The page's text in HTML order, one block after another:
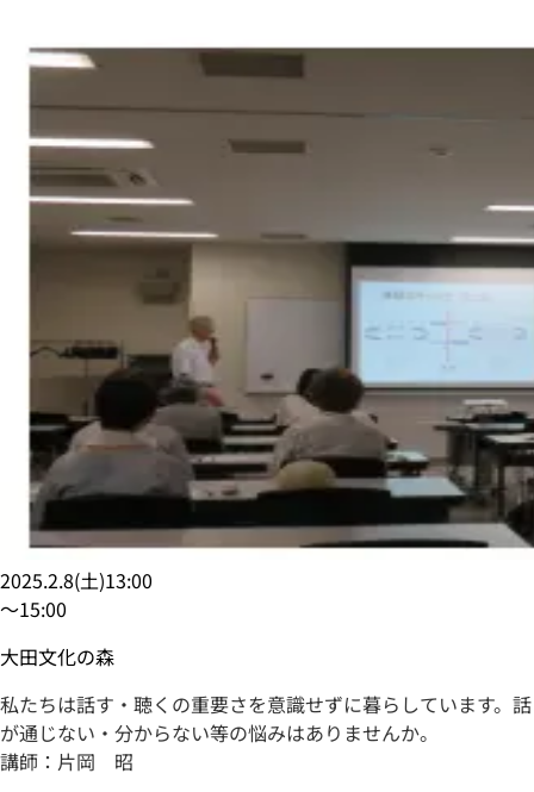
2025.2.8(土)13:00
〜15:00
大田文化の森
私たちは話す・聴くの重要さを意識せずに暮らしています。話
が通じない・分からない等の悩みはありませんか。
講師：片岡 昭